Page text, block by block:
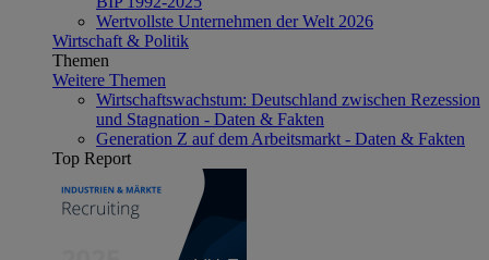
Wertvollste Unternehmen der Welt 2026
Wirtschaft & Politik
Themen
Weitere Themen
Wirtschaftswachstum: Deutschland zwischen Rezession
und Stagnation - Daten & Fakten
Generation Z auf dem Arbeitsmarkt - Daten & Fakten
Top Report